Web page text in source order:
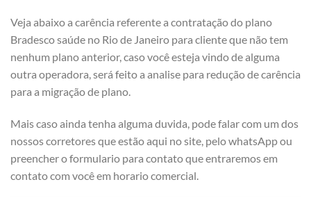
Veja abaixo a carência referente a contratação do plano
Bradesco saúde no Rio de Janeiro para cliente que não tem
nenhum plano anterior, caso você esteja vindo de alguma
outra operadora, será feito a analise para redução de carência
para a migração de plano.
Mais caso ainda tenha alguma duvida, pode falar com um dos
nossos corretores que estão aqui no site, pelo whatsApp ou
preencher o formulario para contato que entraremos em
contato com você em horario comercial.